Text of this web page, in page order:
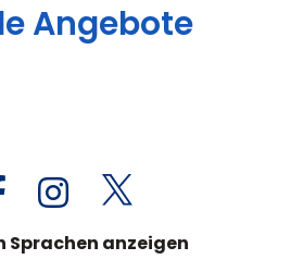
Angebote
Sprachen anzeigen